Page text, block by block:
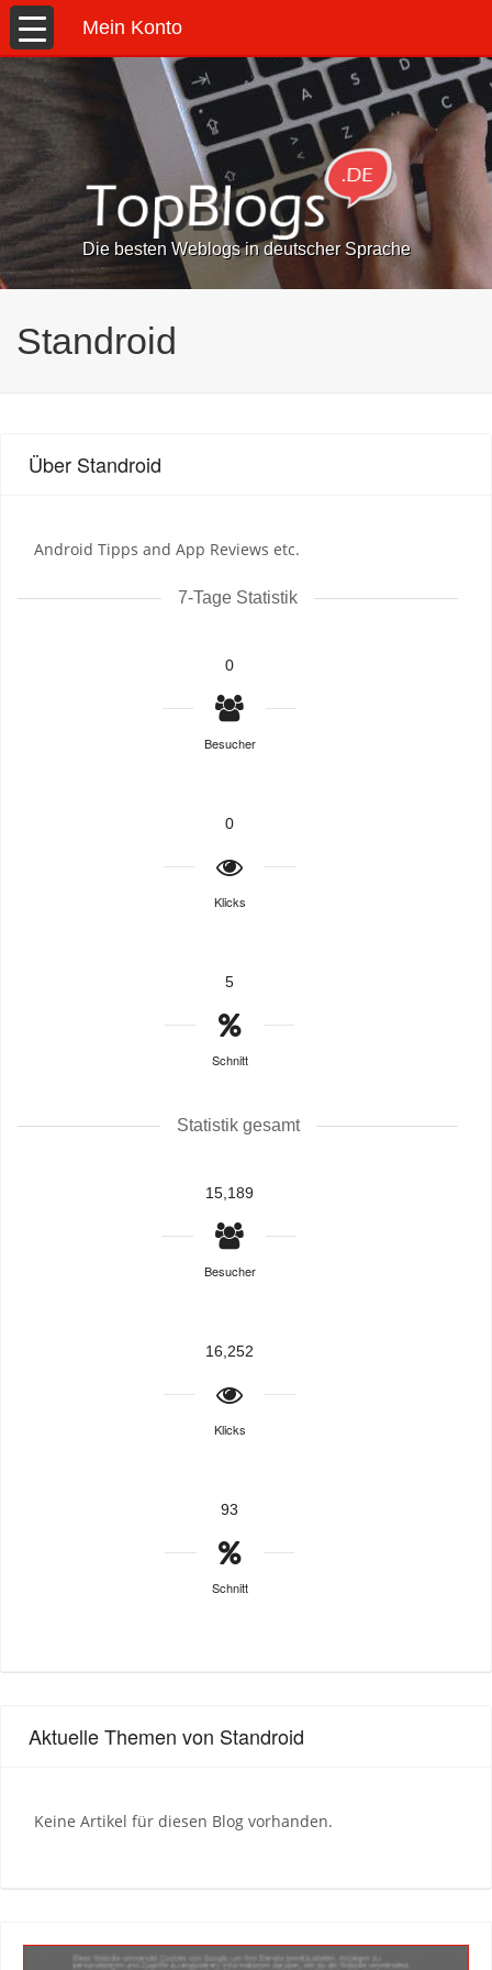
Mein Konto
Die besten Weblogs in deutscher Sprache
Standroid
Über Standroid
Android Tipps and App Reviews etc.
7-Tage Statistik
0
Besucher
0
Klicks
5
Schnitt
Statistik gesamt
15,189
Besucher
16,252
Klicks
93
Schnitt
Aktuelle Themen von Standroid
Keine Artikel für diesen Blog vorhanden.